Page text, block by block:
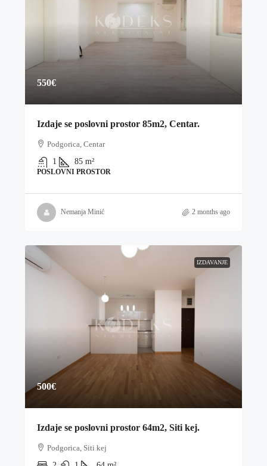
550€
Izdaje se poslovni prostor 85m2, Centar.
Podgorica, Centar
1
85 m²
POSLOVNI PROSTOR
Nemanja Minić 2 months ago
IZDAVANJE
500€
Izdaje se poslovni prostor 64m2, Siti kej.
Podgorica, Siti kej